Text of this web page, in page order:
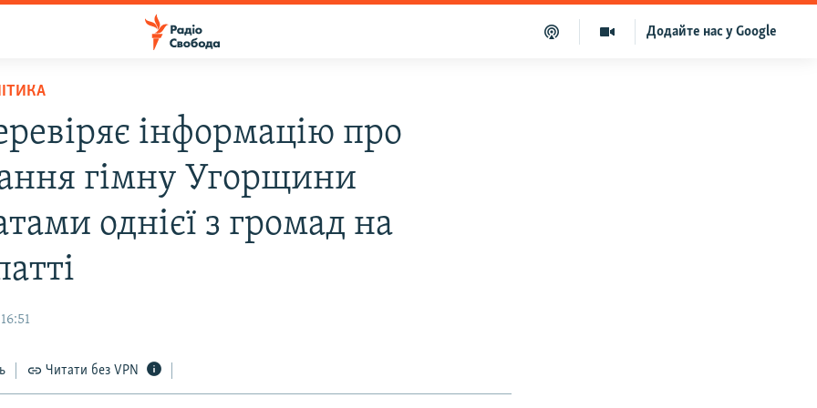
Додайте нас у Google
інформацію про
гімну Угорщини
однієї з громад на
Читати без VPN